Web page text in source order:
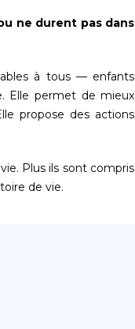
ne durent pas dans
à tous — enfants
Elle permet de mieux
propose des actions
Plus ils sont compris
de vie.